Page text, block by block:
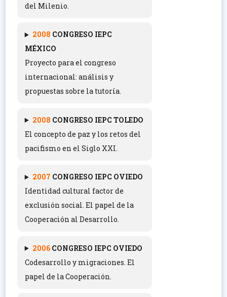
del Milenio.
2008 CONGRESO IEPC
MÉXICO
Proyecto para el congreso
internacional: análisis y
propuestas sobre la tutoría.
2008 CONGRESO IEPC TOLEDO
El concepto de paz y los retos del
pacifismo en el Siglo XXI.
2007 CONGRESO IEPC OVIEDO
Identidad cultural factor de
exclusión social. El papel de la
Cooperación al Desarrollo.
2006 CONGRESO IEPC OVIEDO
Codesarrollo y migraciones. El
papel de la Cooperación.